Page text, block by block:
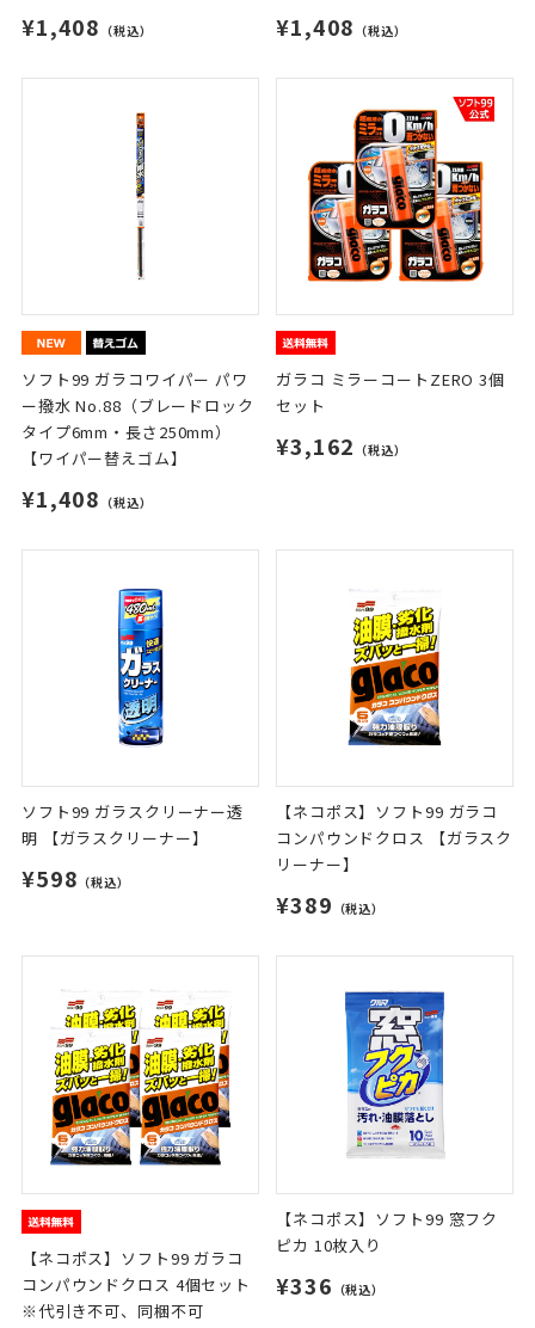
¥1,408 （税込） ¥1,408 （税込）
ソフト99 ガラコワイパー パワ
ー撥水 No.88（ブレードロック
タイプ6mm・長さ250mm）
【ワイパー替えゴム】
¥1,408 （税込）
ガラコ ミラーコートZERO 3個
セット
¥3,162 （税込）
ソフト99 ガラスクリーナー透
明 【ガラスクリーナー】
¥598 （税込）
【ネコポス】ソフト99 ガラコ
コンパウンドクロス 【ガラスク
リーナー】
¥389 （税込）
【ネコポス】ソフト99 ガラコ
コンパウンドクロス 4個セット
※代引き不可、同梱不可
【ネコポス】ソフト99 窓フク
ピカ 10枚入り
¥336 （税込）